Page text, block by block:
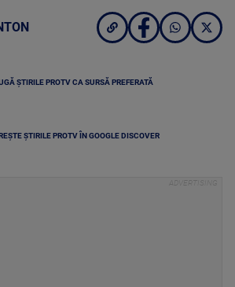
ȘTIRILE PROTV CA SURSĂ PREFERATĂ
ȘTIRILE PROTV ÎN GOOGLE DISCOVER